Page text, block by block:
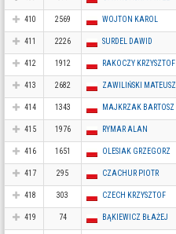
410 2569 WOJTON KAROL
411 2226 SURDEL DAWID
412 1912 RAKOCZY KRZYSZTOF
413 2682 ZAWILIŃSKI MATEUSZ
414 1343 MAJKRZAK BARTOSZ
415 1976 RYMAR ALAN
416 1651 OLESIAK GRZEGORZ
417 295 CZACHUR PIOTR
418 303 CZECH KRZYSZTOF
419 74 BĄKIEWICZ BŁAŻEJ